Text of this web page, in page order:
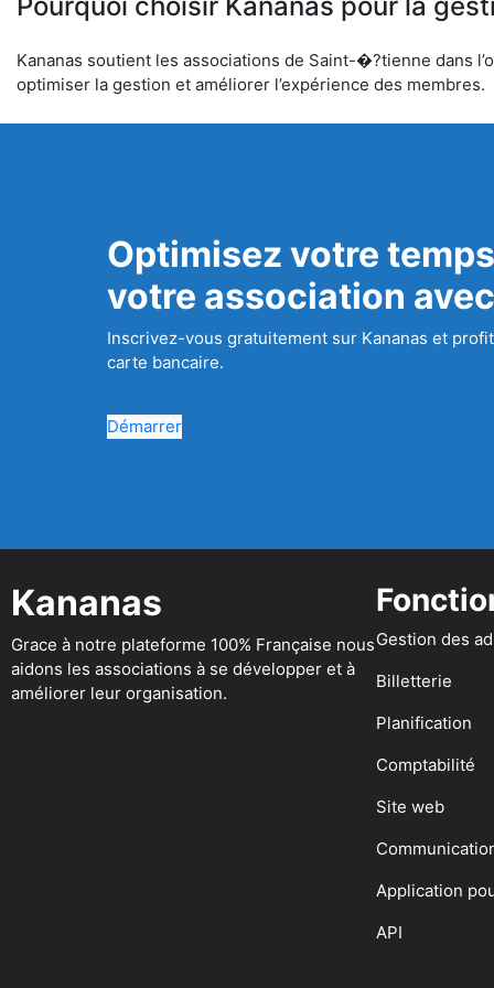
Kananas soutient les associations de Saint-�?tienne dans
optimiser la gestion et améliorer l’expérience des membres.
Optimisez votre
votre association
Inscrivez-vous gratuitement sur Kananas et
carte bancaire.
Démarrer
Kananas
Grace à notre plateforme 100% Française nous
aidons les associations à se développer et à
améliorer leur organisation.
Gestion des
Billetterie
Planification
Comptabilité
Site web
Application
API